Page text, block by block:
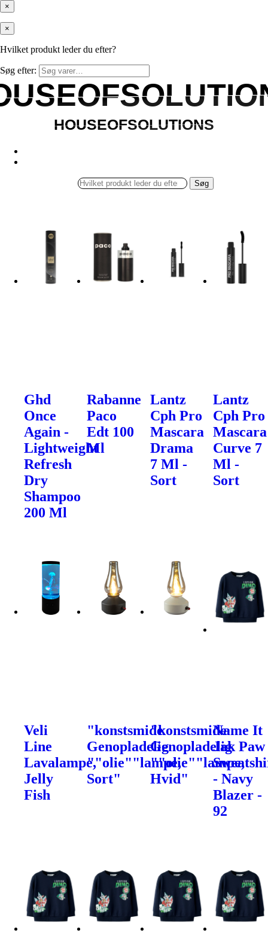
×
×
Hvilket produkt leder du efter?
Søg efter:
HOUSEOFSOLUTIONS
HOUSEOFSOLUTIONS
Søg
Ghd
Once
Again -
Lightweight
Refresh
Dry
Shampoo
200 Ml
Rabanne
Paco
Edt 100
Ml
Lantz
Cph Pro
Mascara
Drama
7 Ml -
Sort
Lantz
Cph Pro
Mascara
Curve 7
Ml -
Sort
Veli
Line
Lavalampe,
Jelly
Fish
"konstsmide
Genopladelig
""olie""lampe,
Sort"
"konstsmide
Genopladelig
""olie""lampe,
Hvid"
Name It
Jak Paw
- Navy
Blazer -
92